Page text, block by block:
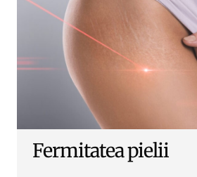
Fermitatea pielii